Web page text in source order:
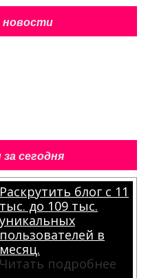
новости
сегодня
Раскрутить блог с 11
тыс. до 109 тыс.
уникальных
пользователей в
месяц.
Читать подробнее